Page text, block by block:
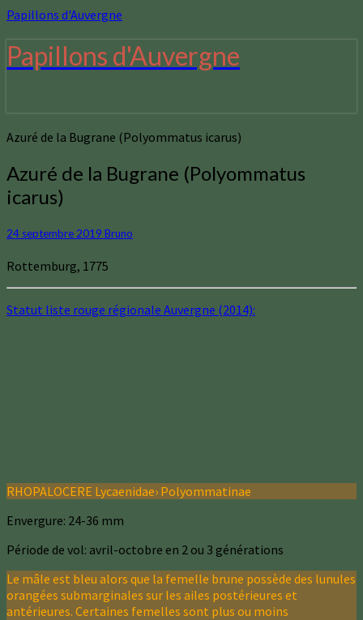
Papillons d'Auvergne
Papillons d'Auvergne
Azuré de la Bugrane (Polyommatus icarus)
Azuré de la Bugrane (Polyommatus
icarus)
24 septembre 2019 Bruno
Rottemburg, 1775
Statut liste rouge régionale Auvergne (2014):
RHOPALOCERE Lycaenidae› Polyommatinae
Envergure: 24-36 mm
Période de vol: avril-octobre en 2 ou 3 générations
Le mâle est bleu alors que la femelle brune possède des lunules
orangées submarginales sur les ailes postérieures et
antérieures. Certaines femelles sont plus ou moins